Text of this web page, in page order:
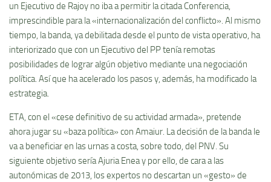
un Ejecutivo de Rajoy no iba a permitir la citada Conferencia,
imprescindible para la «internacionalización del conflicto». Al mismo
tiempo, la banda, ya debilitada desde el punto de vista operativo, ha
interiorizado que con un Ejecutivo del PP tenía remotas
posibilidades de lograr algún objetivo mediante una negociación
política. Así que ha acelerado los pasos y, además, ha modificado la
estrategia.
ETA, con el «cese definitivo de su actividad armada», pretende
ahora jugar su «baza política» con Amaiur. La decisión de la banda le
va a beneficiar en las urnas a costa, sobre todo, del PNV. Su
siguiente objetivo sería Ajuria Enea y por ello, de cara a las
autonómicas de 2013, los expertos no descartan un «gesto» de